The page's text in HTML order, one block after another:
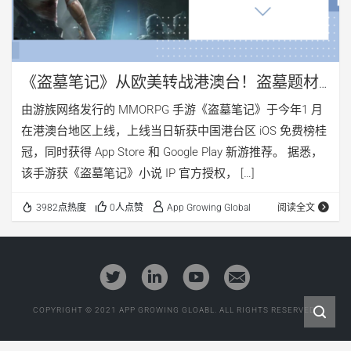
《盗墓笔记》从欧美转战港澳台！盗墓题材
会成为新的引爆点吗？
由游族网络发行的 MMORPG 手游《盗墓笔记》于今年1 月
在港澳台地区上线，上线当日斩获中国港台区 iOS 免费榜桂
冠，同时获得 App Store 和 Google Play 新游推荐。 据悉，
该手游获《盗墓笔记》小说 IP 官方授权， […]
3982点热度 0人点赞 App Growing Global 阅读全文
COPYRIGHT © 2021 APP GROWING GLOABL. ALL RIGHTS RESERVED.